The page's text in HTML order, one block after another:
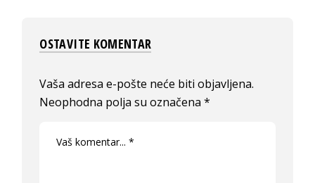
OSTAVITE KOMENTAR
Vaša adresa e-pošte neće biti objavljena.
Neophodna polja su označena*